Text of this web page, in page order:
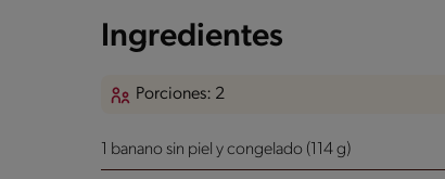
Ingredientes
Porciones: 2
1 banano sin piel y congelado (114 g)